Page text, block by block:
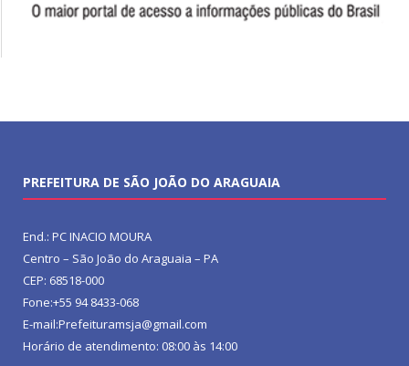
PREFEITURA DE SÃO JOÃO DO ARAGUAIA
End.: PC INACIO MOURA
Centro – São João do Araguaia – PA
CEP: 68518-000
Fone:+55 94 8433-068
E-mail:Prefeituramsja@gmail.com
Horário de atendimento: 08:00 às 14:00